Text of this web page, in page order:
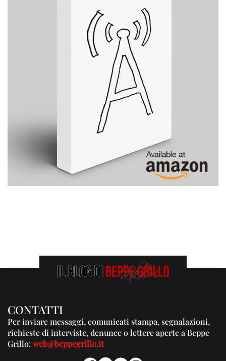
CONTATTI
Per inviare messaggi, comunicati stampa, segnalazioni,
richieste di interviste, denunce o lettere aperte a Beppe
Grillo:web@beppegrillo.it